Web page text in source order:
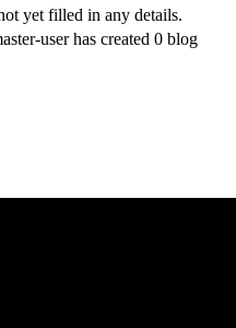
yet filled in any details.
user has created 0 blog